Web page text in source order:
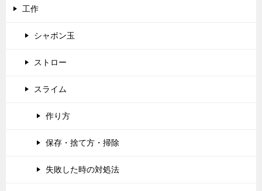
工作
シャボン玉
ストロー
スライム
作り方
保存・捨て方・掃除
失敗した時の対処法